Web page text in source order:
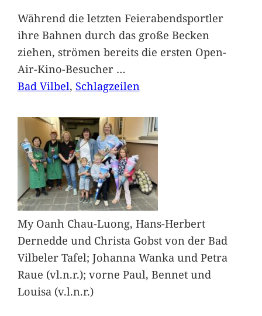
Während die letzten Feierabendsportler
ihre Bahnen durch das große Becken
ziehen, strömen bereits die ersten Open-
Air-Kino-Besucher …
Bad Vilbel, Schlagzeilen
My Oanh Chau-Luong, Hans-Herbert
Dernedde und Christa Gobst von der Bad
Vilbeler Tafel; Johanna Wanka und Petra
Raue (vl.n.r.); vorne Paul, Bennet und
Louisa (v.l.n.r.)